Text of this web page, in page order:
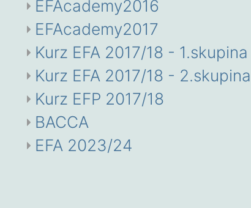
EFAcademy2016
EFAcademy2017
Kurz EFA 2017/18 - 1.skupina
Kurz EFA 2017/18 - 2.skupina
Kurz EFP 2017/18
BACCA
EFA 2023/24